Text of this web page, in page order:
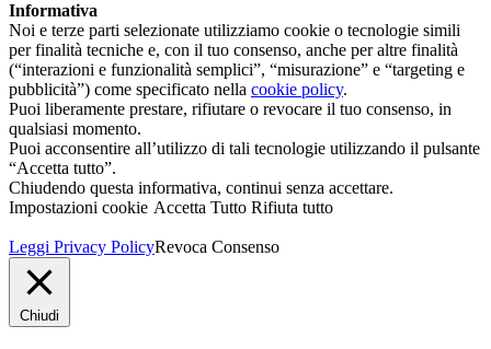
Informativa
Noi e terze parti selezionate utilizziamo cookie o tecnologie simili
per finalità tecniche e, con il tuo consenso, anche per altre finalità
(“interazioni e funzionalità semplici”, “misurazione” e “targeting e
pubblicità”) come specificato nella cookie policy.
Puoi liberamente prestare, rifiutare o revocare il tuo consenso, in
qualsiasi momento.
Puoi acconsentire all’utilizzo di tali tecnologie utilizzando il pulsante
“Accetta tutto”.
Chiudendo questa informativa, continui senza accettare.
Impostazioni cookie Accetta Tutto Rifiuta tutto
Leggi Privacy PolicyRevoca Consenso
Chiudi